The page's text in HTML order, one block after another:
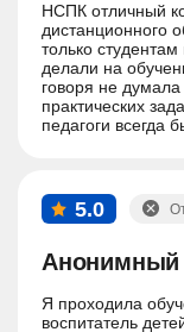
НСПК отличный
дистанционного
только
делали на
говоря не думала
практических
педагоги всегда
5.0
Анонимный
Я проходила
воспитатель